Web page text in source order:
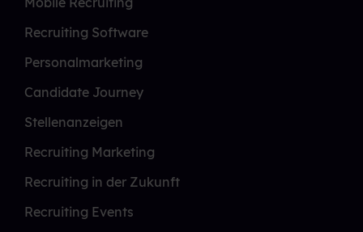
Recruiting Software
Personalmarketing
Candidate Journey
Stellenanzeigen
Recruiting Marketing
Recruiting in der Zukunft
Recruiting Events